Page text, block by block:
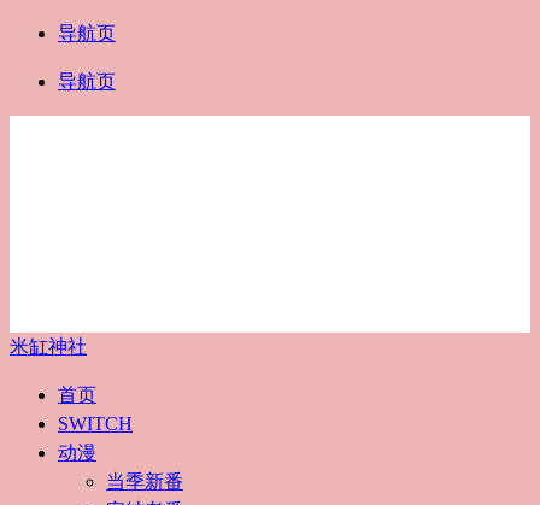
导航页
导航页
米缸神社
首页
SWITCH
动漫
当季新番